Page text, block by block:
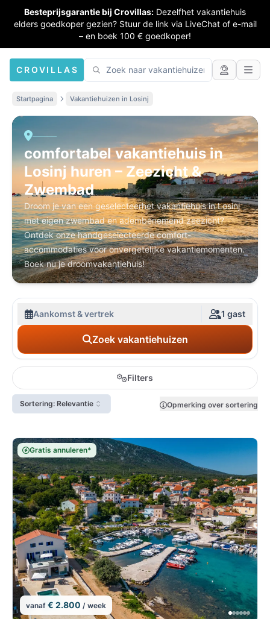
Besteprijsgarantie bij Crovillas: Dezelfhet vakantiehuis
elders goedkoper gezien? Stuur de link via LiveChat of e-mail
– en boek 100 € goedkoper!
CROVILLAS
Startpagina Vakantiehuizen in Losinj
comfortabel vakantiehuis in
Losinj huren – Zeezicht &
Zwembad
Droom je van een geselecteerhet vakantiehuis in Losinj
met eigen zwembad en adembenemend zeezicht?
Ontdek onze handgeselecteerde comfort-
accommodaties voor onvergetelijke vakantiemomenten.
Boek nu je droomvakantiehuis!
Aankomst & vertrek 1 gast
Zoek vakantiehuizen
Filters
Sortering: Relevantie Opmerking over sortering
Gratis annuleren*
vanaf € 2.800 / week